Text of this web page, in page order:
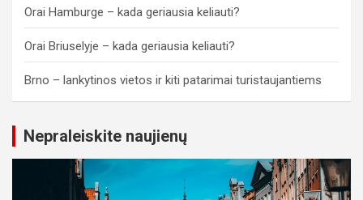
Orai Hamburge – kada geriausia keliauti?
Orai Briuselyje – kada geriausia keliauti?
Brno – lankytinos vietos ir kiti patarimai turistaujantiems
Nepraleiskite naujienų